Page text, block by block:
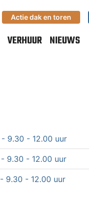
Actie dak en toren
VERHUUR NIEUWS
- 9.30 - 12.00 uur
- 9.30 - 12.00 uur
- 9.30 - 12.00 uur